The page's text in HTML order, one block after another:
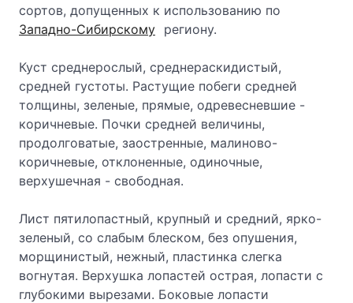
сортов, допущенных к использованию по
Западно-Сибирскому региону.
Куст среднерослый, среднераскидистый,
средней густоты. Растущие побеги средней
толщины, зеленые, прямые, одревесневшие -
коричневые. Почки средней величины,
продолговатые, заостренные, малиново-
коричневые, отклоненные, одиночные,
верхушечная - свободная.
Лист пятилопастный, крупный и средний, ярко-
зеленый, со слабым блеском, без опушения,
морщинистый, нежный, пластинка слегка
вогнутая. Верхушка лопастей острая, лопасти с
глубокими вырезами. Боковые лопасти